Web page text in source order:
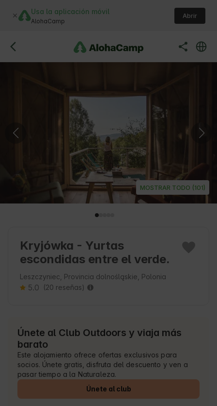
Usa la aplicación móvil
AlohaCamp
Abrir
MOSTRAR TODO (101)
Kryjówka - Yurtas
escondidas entre el verde.
Leszczyniec, Provincia dolnośląskie, Polonia
5.0 (20 reseñas)
Únete al Club Outdoors y viaja más
barato
Este alojamiento ofrece ofertas exclusivos para
socios. Únete gratis, disfruta del descuento y ven a
pasar tiempo a la Naturaleza.
Únete al club